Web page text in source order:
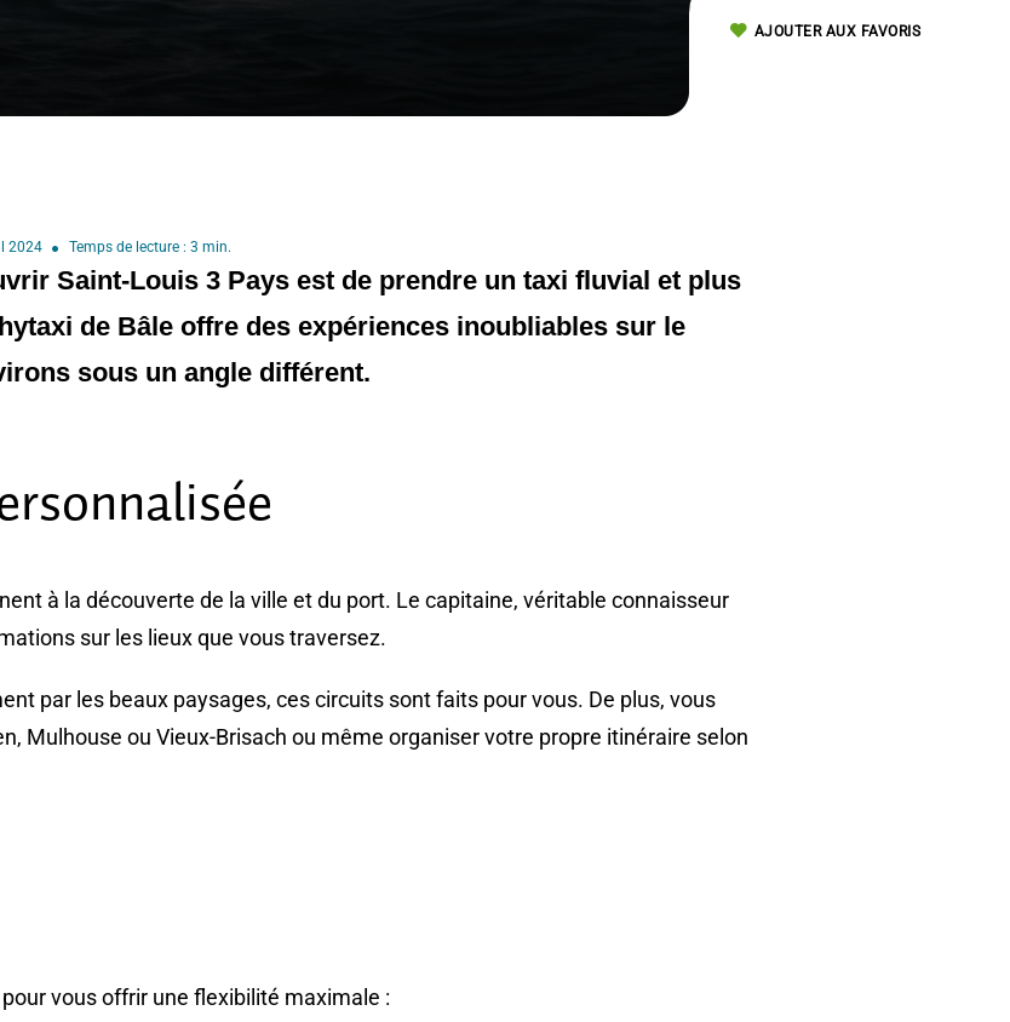
AJOUTER AUX FAVORIS
2024 Temps de lecture : 3 min.
Saint-Louis 3 Pays est de prendre un taxi fluvial et plus
de Bâle offre des expériences inoubliables sur le
sous un angle différent.
à la découverte de la ville et du port. Le capitaine, véritable connaisseur
sur les lieux que vous traversez.
par les beaux paysages, ces circuits sont faits pour vous. De plus, vous
Mulhouse ou Vieux-Brisach ou même organiser votre propre itinéraire selon
vous offrir une flexibilité maximale :